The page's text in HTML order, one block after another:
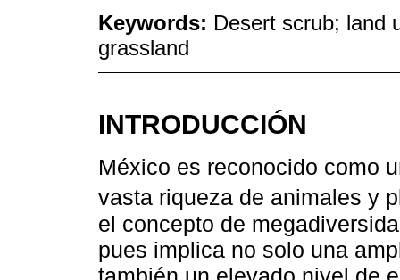
Keywords: Desert scrub; land
grassland
INTRODUCCIÓN
México es reconocido como
vasta riqueza de animales y
el concepto de
pues implica no solo una